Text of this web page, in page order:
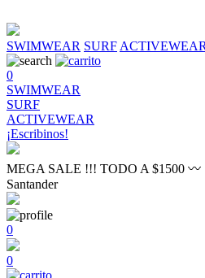
SWIMWEAR SURF ACTIVEWEAR
0
SWIMWEAR
SURF
ACTIVEWEAR
¡Escribinos!
MEGA SALE !!! TODO A $1500 〰
Santander
0
0